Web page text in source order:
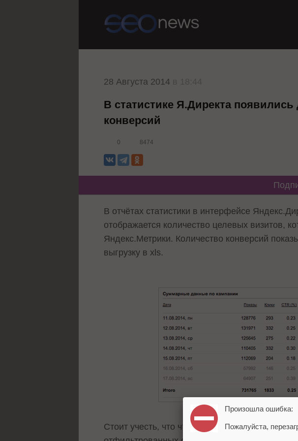
28 Августа 2014
В статистике Я.Директа
конверсий
0 8474
В отчётах статистики в интерфейсе
отображается количество целевых визитов,
Яндекс.Метрики. Количество конверсий
выгрузку в xls.
Стоит учесть, что что в Яндекс.Директе
Произошла ошибка:
Пожалуйста,